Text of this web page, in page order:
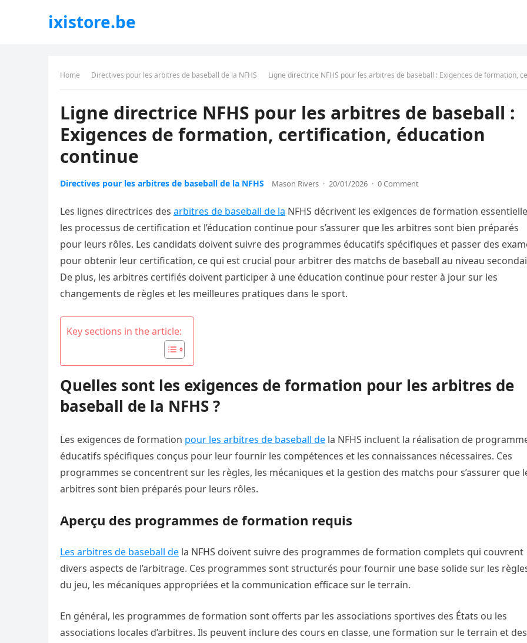
ixistore.be
Home Directives pour les arbitres de baseball de la NFHS Ligne directrice NFHS pour les arbitres de baseball : Exigences de formation, certification, éducation
Ligne directrice NFHS pour les arbitres de baseball :
Exigences de formation, certification, éducation
continue
Directives pour les arbitres de baseball de la NFHS Mason Rivers · 20/01/2026 · 0 Comment
Les lignes directrices des arbitres de baseball de la NFHS décrivent les exigences de formation
les processus de certification et l’éducation continue pour s’assurer que les arbitres sont bien préparés
pour leurs rôles. Les candidats doivent suivre des programmes éducatifs spécifiques et passer des
pour obtenir leur certification, ce qui est crucial pour arbitrer des matchs de baseball au niveau
De plus, les arbitres certifiés doivent participer à une éducation continue pour rester à jour sur les
changements de règles et les meilleures pratiques dans le sport.
Key sections in the article:
Quelles sont les exigences de formation pour les arbitres de
baseball de la NFHS ?
Les exigences de formation pour les arbitres de baseball de la NFHS incluent la réalisation de
éducatifs spécifiques conçus pour leur fournir les compétences et les connaissances nécessaires. Ces
programmes se concentrent sur les règles, les mécaniques et la gestion des matchs pour s’assurer que
arbitres sont bien préparés pour leurs rôles.
Aperçu des programmes de formation requis
Les arbitres de baseball de la NFHS doivent suivre des programmes de formation complets qui couvrent
divers aspects de l’arbitrage. Ces programmes sont structurés pour fournir une base solide sur les
du jeu, les mécaniques appropriées et la communication efficace sur le terrain.
En général, les programmes de formation sont offerts par les associations sportives des États ou les
associations locales d’arbitres. Ils peuvent inclure des cours en classe, une formation sur le terrain et des